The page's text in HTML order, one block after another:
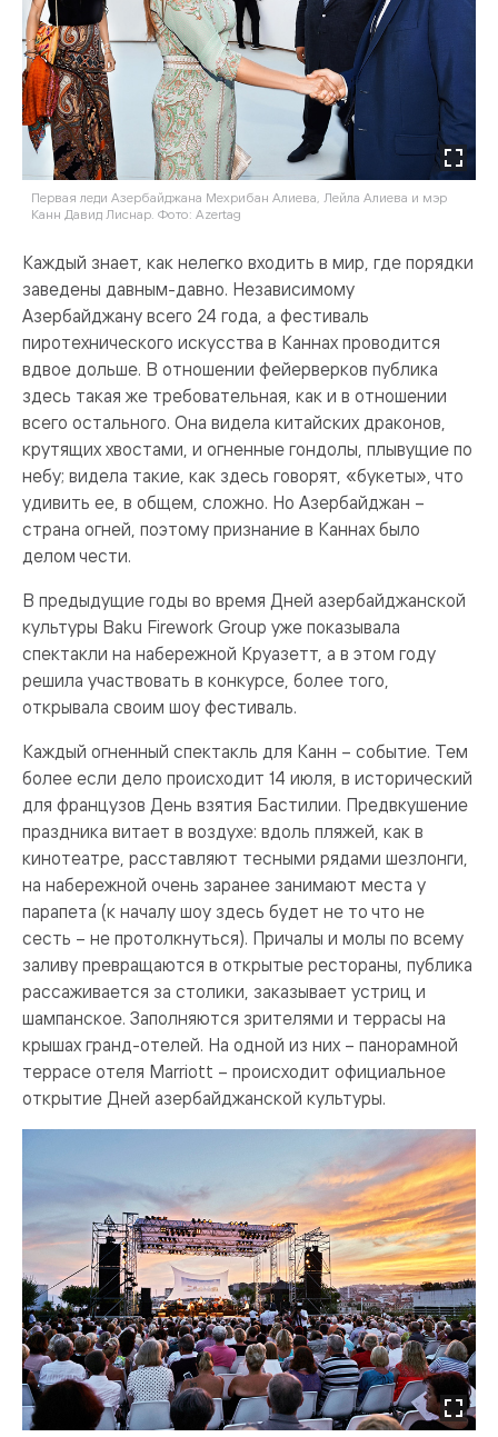
Первая леди Азербайджана Мехрибан Алиева, Лейла Алиева и мэр
Канн Давид Лиснар. Фото: Azertag
Каждый знает, как нелегко входить в мир, где порядки
заведены давным-давно. Независимому
Азербайджану всего 24 года, а фестиваль
пиротехнического искусства в Каннах проводится
вдвое дольше. В отношении фейерверков публика
здесь такая же требовательная, как и в отношении
всего остального. Она видела китайских драконов,
крутящих хвостами, и огненные гондолы, плывущие по
небу; видела такие, как здесь говорят, «букеты», что
удивить ее, в общем, сложно. Но Азербайджан –
страна огней, поэтому признание в Каннах было
делом чести.
В предыдущие годы во время Дней азербайджанской
культуры Baku Firework Group уже показывала
спектакли на набережной Круазетт, а в этом году
решила участвовать в конкурсе, более того,
открывала своим шоу фестиваль.
Каждый огненный спектакль для Канн – событие. Тем
более если дело происходит 14 июля, в исторический
для французов День взятия Бастилии. Предвкушение
праздника витает в воздухе: вдоль пляжей, как в
кинотеатре, расставляют тесными рядами шезлонги,
на набережной очень заранее занимают места у
парапета (к началу шоу здесь будет не то что не
сесть – не протолкнуться). Причалы и молы по всему
заливу превращаются в открытые рестораны, публика
рассаживается за столики, заказывает устриц и
шампанское. Заполняются зрителями и террасы на
крышах гранд-отелей. На одной из них – панорамной
террасе отеля Marriott – происходит официальное
открытие Дней азербайджанской культуры.